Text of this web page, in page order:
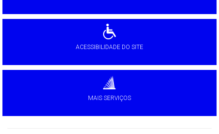
ACESSIBILIDADE DO SITE
MAIS SERVIÇOS